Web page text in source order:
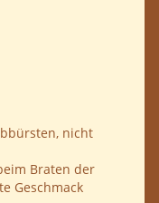
nicht
Braten der
Geschmack